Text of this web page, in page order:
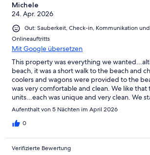
Michele
24. Apr. 2026
Gut: Sauberkeit, Check-in, Kommunikation
Onlineauftritts
Mit Google übersetzen
This property was everything we
beach, it was a short walk to the beach and
coolers and wagons were provided to the
was very comfortable and clean. We like
units...each was unique and very clean. We
which was perfect for our getaway.
Aufenthalt von 5 Nächten im April 2026
0
Verifizierte Bewertung